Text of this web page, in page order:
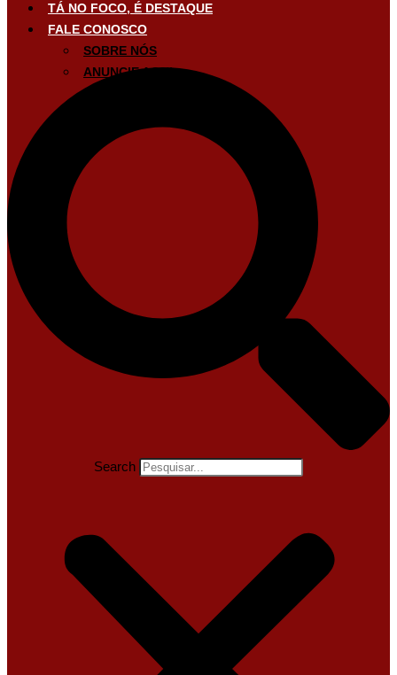
TÁ NO FOCO, É DESTAQUE
FALE CONOSCO
SOBRE NÓS
ANUNCIE AQUI
Search